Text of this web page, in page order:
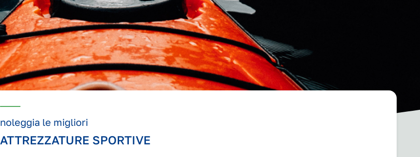
noleggia le migliori
ATTREZZATURE SPORTIVE